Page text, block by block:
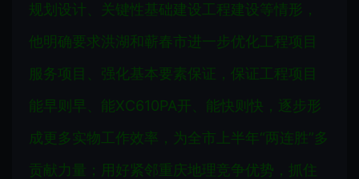
规划设计、关键性基础建设工程建设等情形，
他明确要求洪湖和蕲春市进一步优化工程项目
服务项目、强化基本要素保证，保证工程项目
能早则早、能XC610PA开、能快则快，逐步形
成更多实物工作效率，为全市上半年“两连胜”多
贡献力量；用好紧邻重庆地理竞争优势，抓住